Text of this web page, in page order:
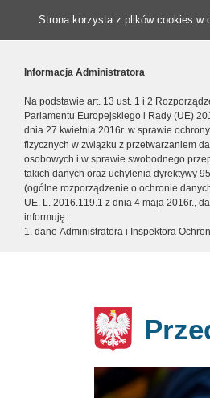
Strona korzysta z plików cookies w
Informacja Administratora
Na podstawie art. 13 ust. 1 i 2
Parlamentu Europejskiego i Rady (UE)
dnia 27 kwietnia 2016r. w sprawie
fizycznych w związku z przetwarzaniem
osobowych i w sprawie swobodnego
takich danych oraz uchylenia dyrektywy
(ogólne rozporządzenie o ochronie
UE. L. 2016.119.1 z dnia 4 maja 2016r.,
informuję:
1. dane Administratora i Inspektora